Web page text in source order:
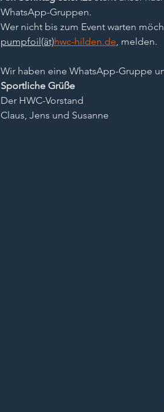
WhatsApp-Gruppen.
Wer nicht bis zum Event warten
pumpfoil(ät)hwc-hilden.de, melden.
Wir haben eine WhatsApp-Gruppe
Sportliche Grüße
Der HWC-Vorstand
Claus, Jens und Susanne